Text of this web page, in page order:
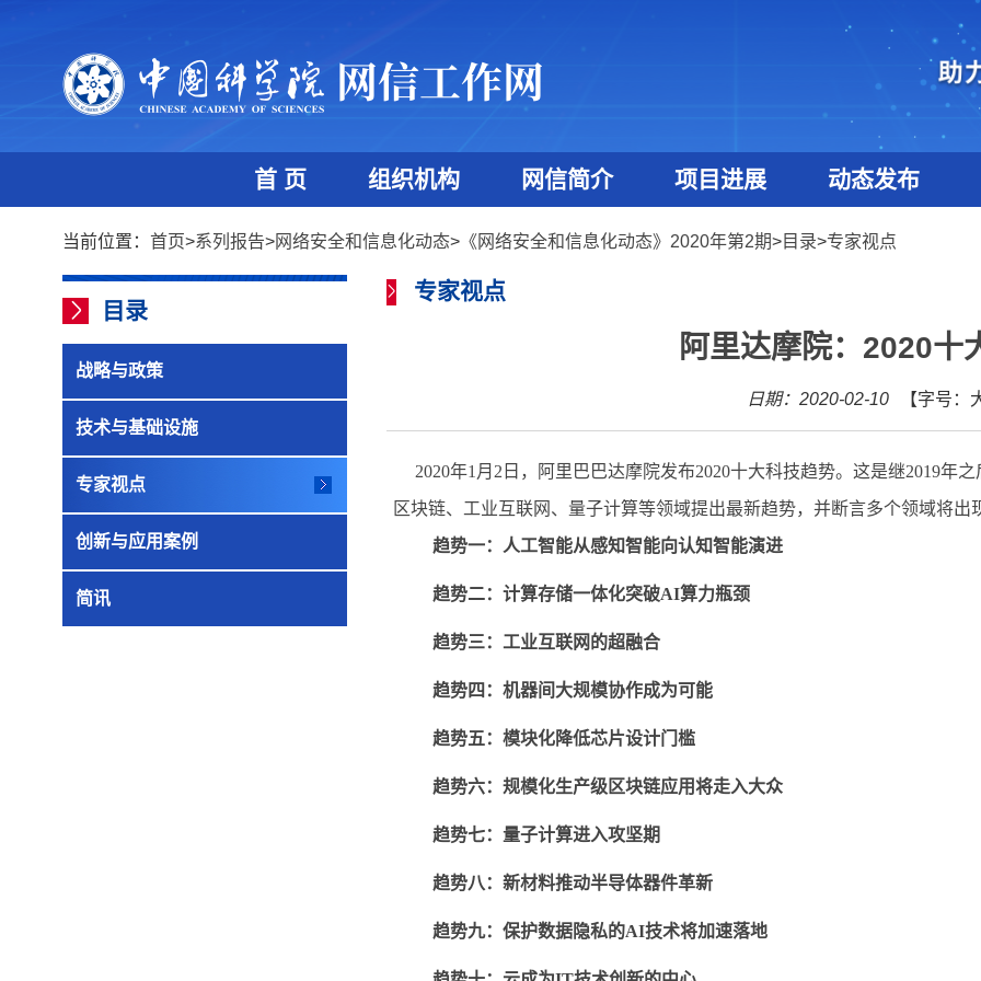
首 页 组织机构 网信简介 项目进展 动态发布
当前位置： 首页>系列报告>网络安全和信息化动态> 《网络安全和信息化动态》2020年第2期>目录>专家视点
目录
战略与政策
技术与基础设施
专家视点
创新与应用案例
简讯
专家视点
阿里达摩院：2020十
日期：2020-02-10 【字号：
2020年1 月 2 日，阿里巴巴达摩院发布2020十大科技趋势。这是继2019年之
区块链、工业互联网、量子计算等领域提出最新趋势，并断言多个领域将出
趋势一： 人工智能从感知智能向认知智能演进
趋势二： 计算存储一体化突破AI算力瓶颈
趋势三： 工业互联网的超融合
趋势四 ： 机器间大规模协作成为可能
趋势五 ： 模块化降低芯片设计门槛
趋势六： 规模化生产级区块链应用将走入大众
趋势七： 量子计算进入攻坚期
趋势八 ： 新材料推动半导体器件革新
趋势九： 保护数据隐私的AI技术将加速落地